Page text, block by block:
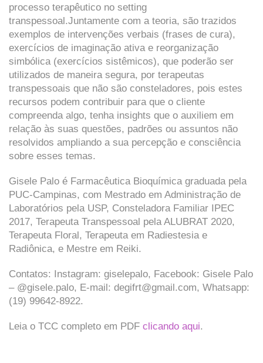
processo terapêutico no setting
transpessoal.Juntamente com a teoria, são trazidos
exemplos de intervenções verbais (frases de cura),
exercícios de imaginação ativa e reorganização
simbólica (exercícios sistêmicos), que poderão ser
utilizados de maneira segura, por terapeutas
transpessoais que não são consteladores, pois estes
recursos podem contribuir para que o cliente
compreenda algo, tenha insights que o auxiliem em
relação às suas questões, padrões ou assuntos não
resolvidos ampliando a sua percepção e consciência
sobre esses temas.
Gisele Palo é Farmacêutica Bioquímica graduada pela
PUC-Campinas, com Mestrado em Administração de
Laboratórios pela USP, Consteladora Familiar IPEC
2017, Terapeuta Transpessoal pela ALUBRAT 2020,
Terapeuta Floral, Terapeuta em Radiestesia e
Radiônica, e Mestre em Reiki.
Contatos: Instagram: giselepalo, Facebook: Gisele Palo
– @gisele.palo, E-mail: degifrt@gmail.com, Whatsapp:
(19) 99642-8922.
Leia o TCC completo em PDF clicando aqui.